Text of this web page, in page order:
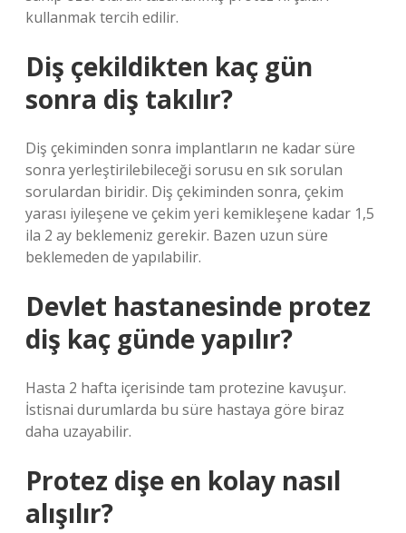
kullanmak tercih edilir.
Diş çekildikten kaç gün
sonra diş takılır?
Diş çekiminden sonra implantların ne kadar süre
sonra yerleştirilebileceği sorusu en sık sorulan
sorulardan biridir. Diş çekiminden sonra, çekim
yarası iyileşene ve çekim yeri kemikleşene kadar 1,5
ila 2 ay beklemeniz gerekir. Bazen uzun süre
beklemeden de yapılabilir.
Devlet hastanesinde protez
diş kaç günde yapılır?
Hasta 2 hafta içerisinde tam protezine kavuşur.
İstisnai durumlarda bu süre hastaya göre biraz
daha uzayabilir.
Protez dişe en kolay nasıl
alışılır?